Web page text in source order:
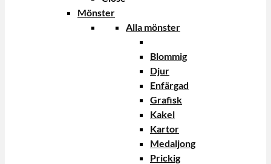
Mönster
Alla mönster
Blommig
Djur
Enfärgad
Grafisk
Kakel
Kartor
Medaljong
Prickig